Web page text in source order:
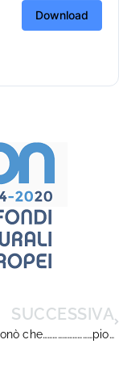
Download
SUCCESSIVA
Tanto tuonò che…………………………piovve. Ma mai abbastanza!